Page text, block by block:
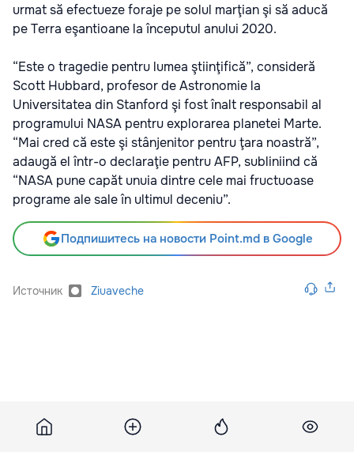
urmat să efectueze foraje pe solul marţian şi să aducă
pe Terra eşantioane la începutul anului 2020.
“Este o tragedie pentru lumea ştiinţifică”, consideră
Scott Hubbard, profesor de Astronomie la
Universitatea din Stanford şi fost înalt responsabil al
programului NASA pentru explorarea planetei Marte.
“Mai cred că este şi stânjenitor pentru ţara noastră”,
adaugă el într-o declaraţie pentru AFP, subliniind că
“NASA pune capăt unuia dintre cele mai fructuoase
programe ale sale în ultimul deceniu”.
Подпишитесь на новости Point.md в Google
Источник Ziuaveche